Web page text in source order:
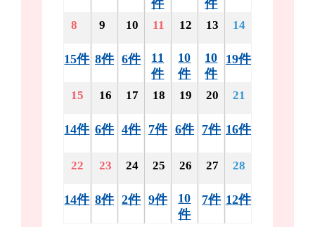
件
件
8
15件
9
8件
10
6件
11
11
件
12
10
件
13
10
件
14
19件
15
14件
16
6件
17
4件
18
7件
19
6件
20
7件
21
16件
22
14件
23
8件
24
2件
25
9件
26
10
件
27
7件
28
12件